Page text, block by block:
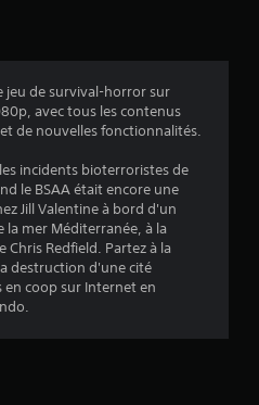
:
4
.
5
jeu de survival-horror sur
avec tous les contenus
de nouvelles fonctionnalités.
incidents bioterroristes de
le BSAA était encore une
Jill Valentine à bord d'un
la mer Méditerranée, à la
Chris Redfield. Partez à la
destruction d'une cité
coop sur Internet en